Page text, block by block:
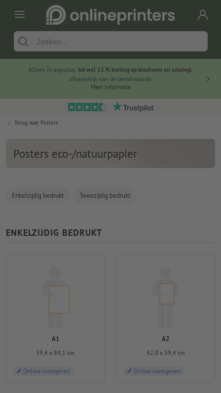
Alleen in augustus: tot wel 12 % korting op brochures en catalogi,
afhankelijk van de bestelwaarde.
Meer informatie
Terug naar Posters
Posters eco-/natuurpapier
Enkelzijdig bedrukt Tweezijdig bedrukt
ENKELZIJDIG BEDRUKT
A1
59,4 x 84,1 cm
Online vormgeven
A2
42,0 x 59,4 cm
Online vormgeven